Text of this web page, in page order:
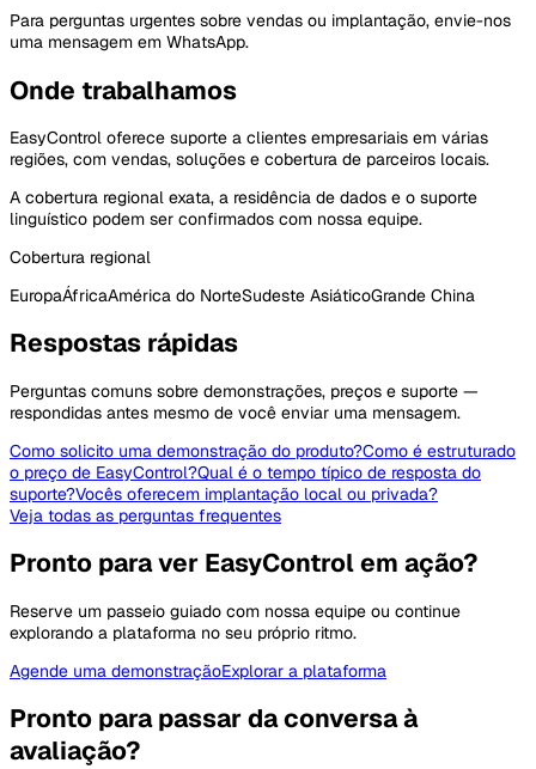
Para perguntas urgentes sobre vendas ou implantação, envie-nos
uma mensagem em WhatsApp.
Onde trabalhamos
EasyControl oferece suporte a clientes empresariais em várias
regiões, com vendas, soluções e cobertura de parceiros locais.
A cobertura regional exata, a residência de dados e o suporte
linguístico podem ser confirmados com nossa equipe.
Cobertura regional
EuropaÁfricaAmérica do NorteSudeste AsiáticoGrande China
Respostas rápidas
Perguntas comuns sobre demonstrações, preços e suporte —
respondidas antes mesmo de você enviar uma mensagem.
Como solicito uma demonstração do produto?Como é estruturado
o preço de EasyControl?Qual é o tempo típico de resposta do
suporte?Vocês oferecem implantação local ou privada?
Veja todas as perguntas frequentes
Pronto para ver EasyControl em ação?
Reserve um passeio guiado com nossa equipe ou continue
explorando a plataforma no seu próprio ritmo.
Agende uma demonstraçãoExplorar a plataforma
Pronto para passar da conversa à
avaliação?